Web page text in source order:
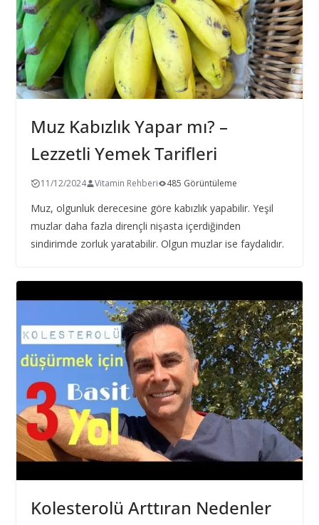
Muz Kabızlık Yapar mı? –
Lezzetli Yemek Tarifleri
11/12/2024 Vitamin Rehberi 485 Görüntüleme
Muz, olgunluk derecesine göre kabızlık yapabilir. Yeşil
muzlar daha fazla dirençli nişasta içerdiğinden
sindirimde zorluk yaratabilir. Olgun muzlar ise faydalıdır.
Kolesterolü Arttıran Nedenler